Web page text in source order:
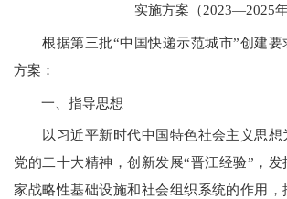
实施方案（2023—2025年
根据第三批“中国快递示范城市”创建要
方案：
一、指导思想
以习近平新时代中国特色社会主义思想
党的二十大精神，创新发展“晋江经验” ，
家战略性基础设施和社会组织系统的作用